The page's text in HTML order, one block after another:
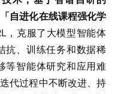
自进化在线课程强化学
，克服了大模型智能体
抗、训练任务和数据稀
等智能体研究和应用难
代过程中不断改进、持